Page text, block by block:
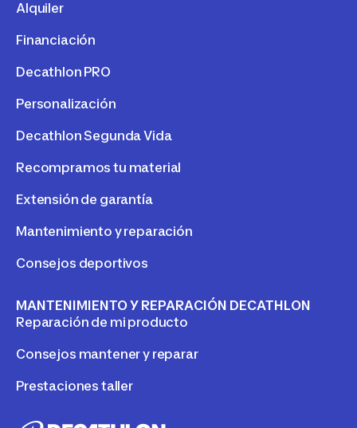
Alquiler
Financiación
Decathlon PRO
Personalización
Decathlon Segunda Vida
Recompramos tu material
Extensión de garantía
Mantenimiento y reparación
Consejos deportivos
MANTENIMIENTO Y REPARACIÓN DECATHLON
Reparación de mi producto
Consejos mantener y reparar
Prestaciones taller